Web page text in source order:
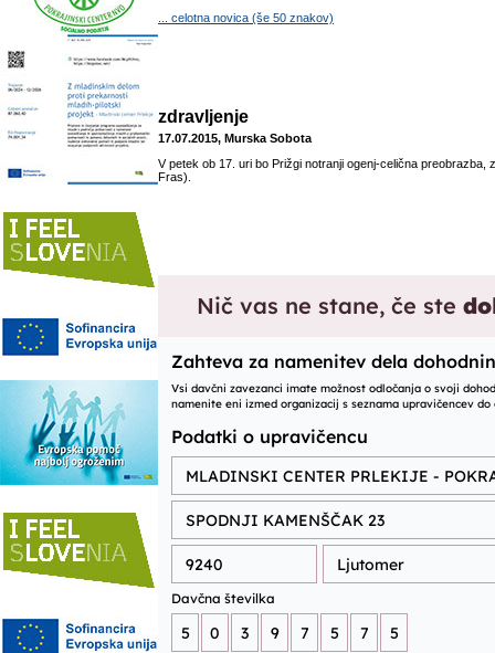
... celotna novica (še 50 znakov)
zdravljenje
17.07.2015, Murska Sobota
V petek ob 17. uri bo Prižgi notranji ogenj-celična preobrazba,
Fras).